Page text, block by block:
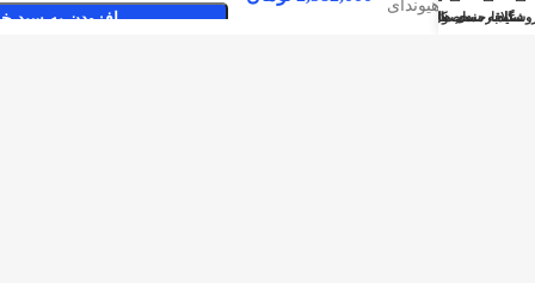
هیوندای
50SW686
افزودن به سبد سایدبار
علاقه مندی ها
محصول
حساب کاربری من